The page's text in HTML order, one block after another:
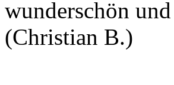
wunderschön
(Christian B.)